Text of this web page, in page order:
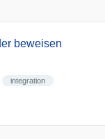
beweisen
integration